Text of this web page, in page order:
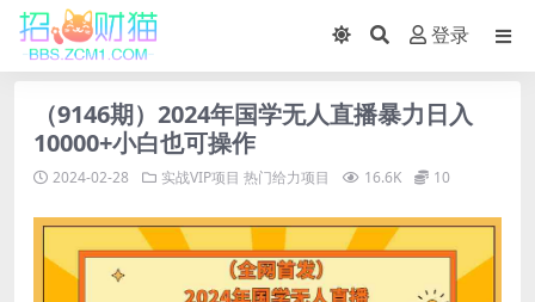
登录
（9146期）2024年国学无人直播暴力日入
10000+小白也可操作
2024-02-28 实战VIP项目 热门给力项目 16.6K 10